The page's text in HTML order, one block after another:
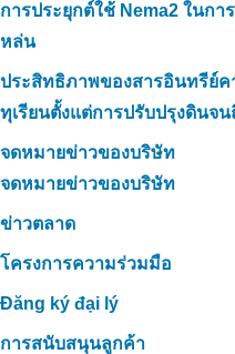
การประยุกต์ใช้ Nema2 ในก
หล่น
ประสิทธิภาพของสารอินทรีย์ค
ทุเรียนตั้งแต่การปรับปรุงดินจ
จดหมายข่าวของบริษัท
จดหมายข่าวของบริษัท
ข่าวตลาด
โครงการความร่วมมือ
Đăng ký đại lý
การสนับสนุนลูกค้า